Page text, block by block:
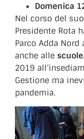
Domenica
Nel corso del
Presidente Rota
Parco Adda Nord
anche alle scuole
2019
Gestione ma
pandemia.